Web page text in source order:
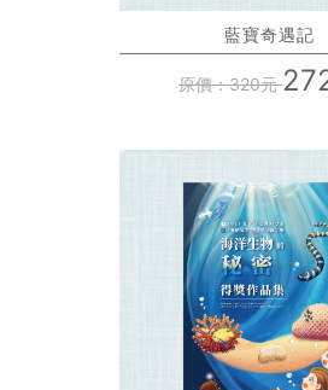
藍寶奇遇記
原價：320元